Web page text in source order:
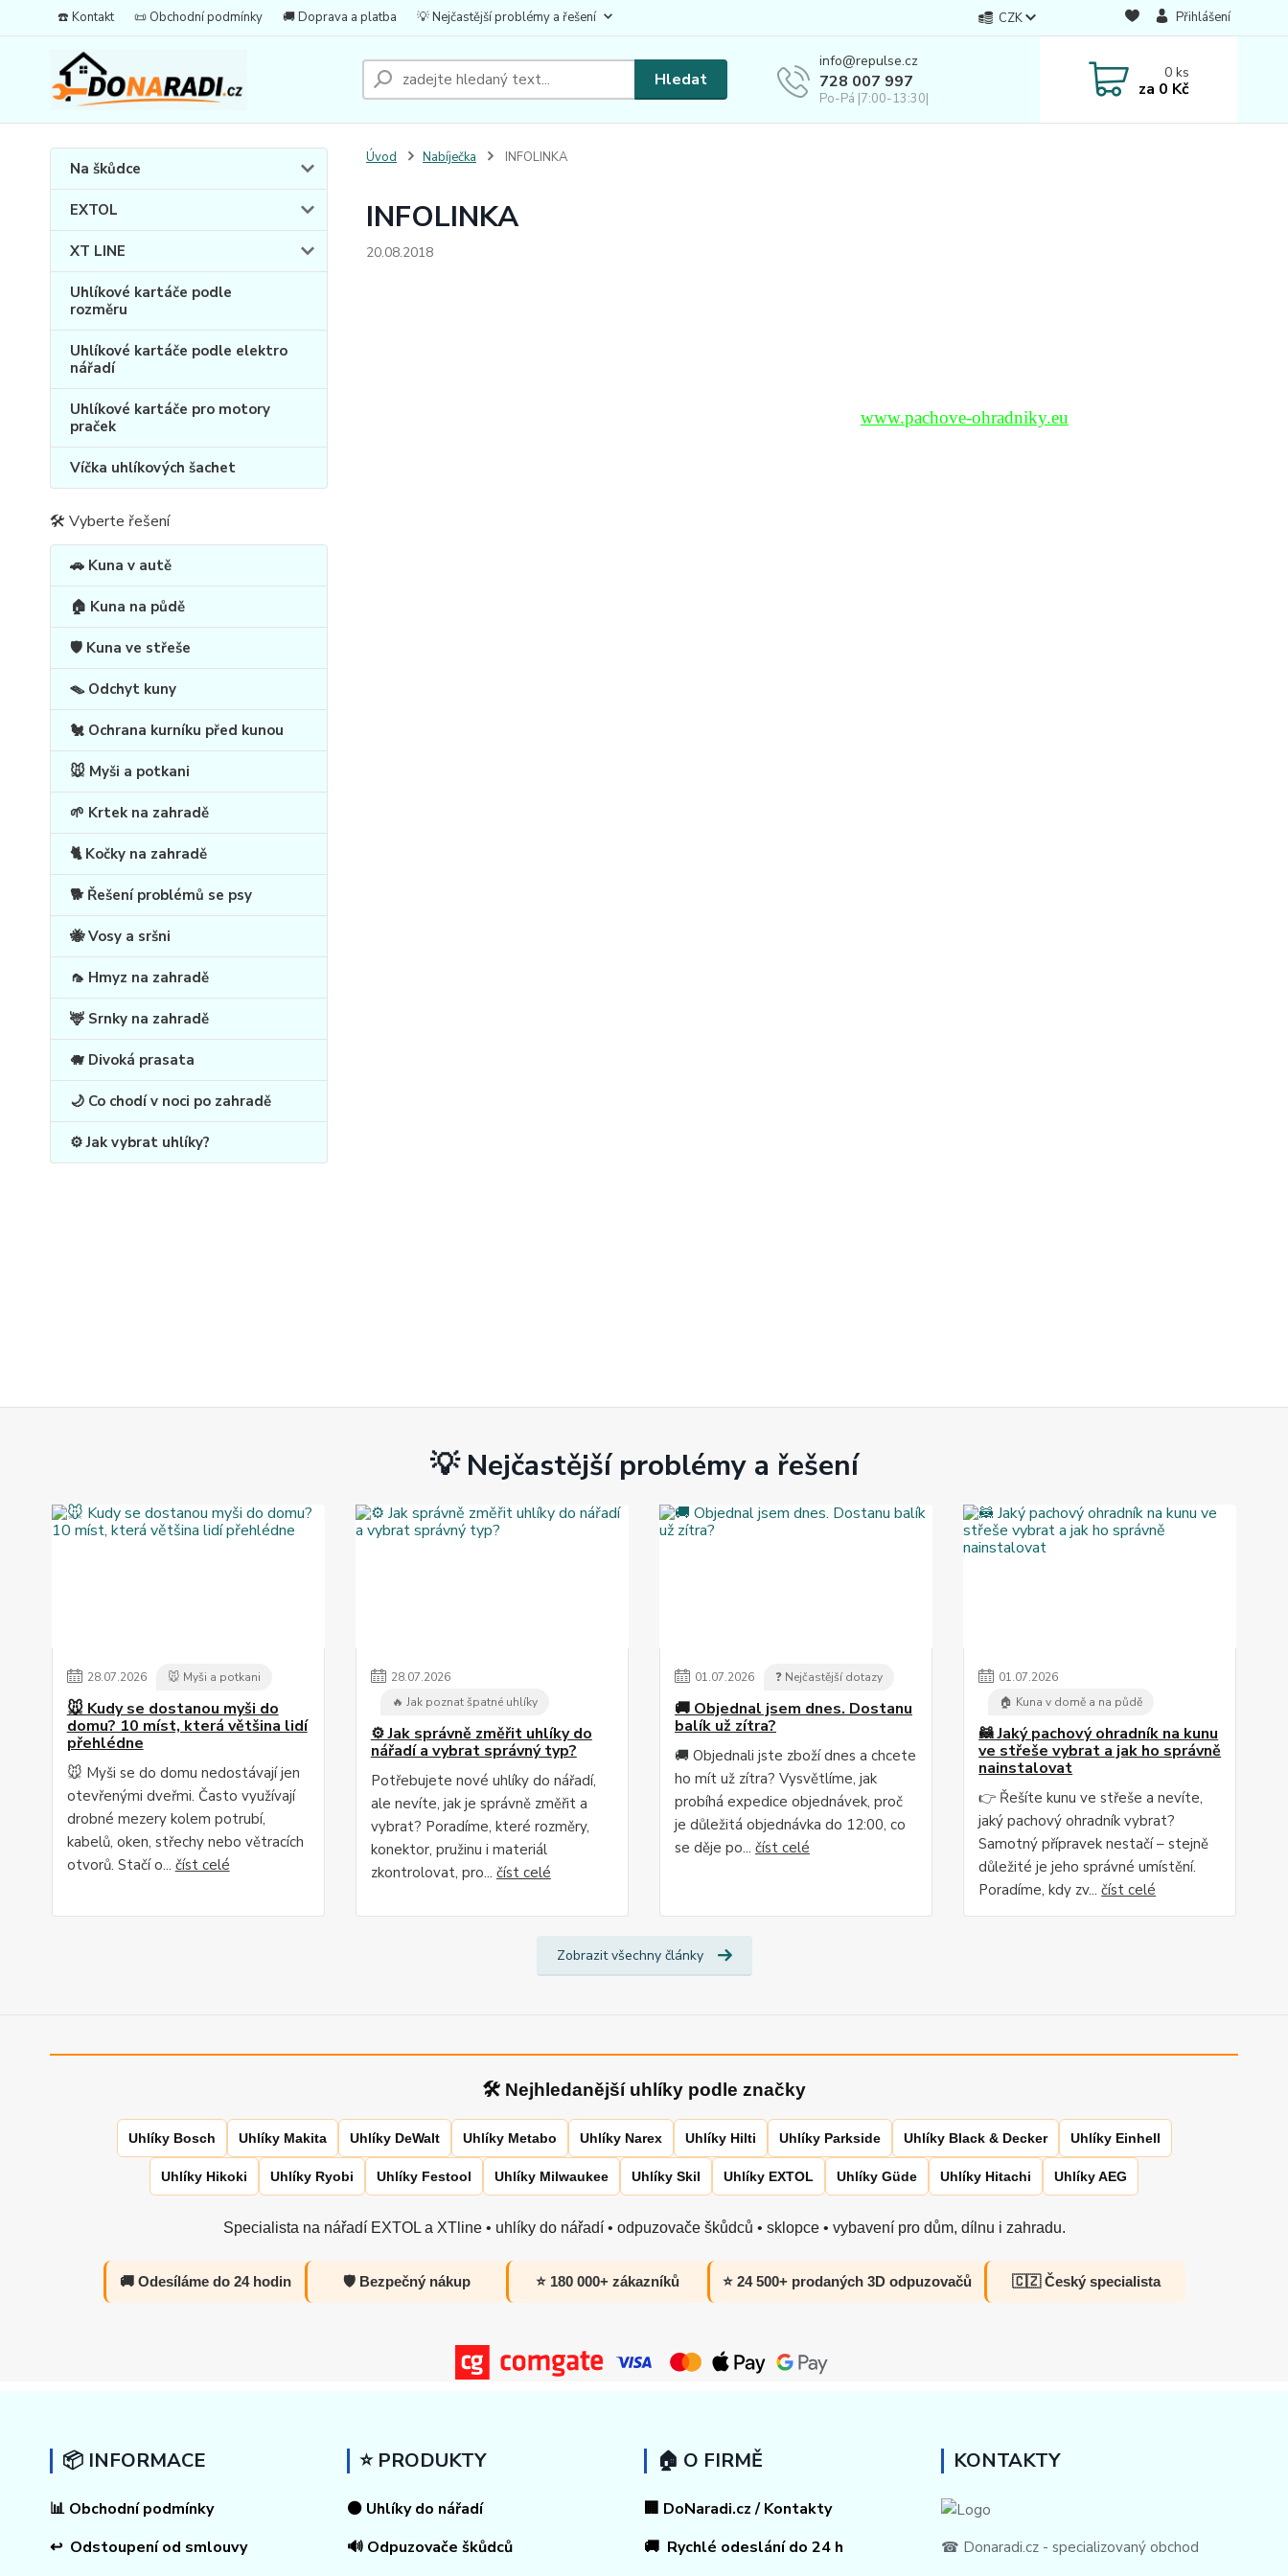
☎️ Kontakt 📜 Obchodní podmínky 🚚 Doprava a platba 💡 Nejčastější problémy a řešení CZK Přihlášení
Hledat
info@repulse.cz
728 007 997
Po-Pá |7:00-13:30|
0ks
za 0 Kč
Na škůdce
EXTOL
XT LINE
Uhlíkové kartáče podle
rozměru
Uhlíkové kartáče podle elektro
nářadí
Uhlíkové kartáče pro motory
praček
Víčka uhlíkových šachet
🛠 Vyberte řešení
🚗 Kuna v autě
🏠 Kuna na půdě
🛡️ Kuna ve střeše
🪤 Odchyt kuny
🐔 Ochrana kurníku před kunou
🐭 Myši a potkani
🌱 Krtek na zahradě
🐈 Kočky na zahradě
🐕 Řešení problémů se psy
🐝 Vosy a sršni
🦟 Hmyz na zahradě
🦌 Srnky na zahradě
🐗 Divoká prasata
🌙 Co chodí v noci po zahradě
⚙️ Jak vybrat uhlíky?
Úvod Nabíječka INFOLINKA
INFOLINKA
20.08.2018
www.pachove-ohradniky.eu
💡 Nejčastější problémy a řešení
28.07.2026 🐭 Myši a potkani
🐭 Kudy se dostanou myši do
domu? 10 míst, která většina lidí
přehlédne
🐭 Myši se do domu nedostávají jen
otevřenými dveřmi. Často využívají
drobné mezery kolem potrubí,
kabelů, oken, střechy nebo větracích
otvorů. Stačí o... číst celé
28.07.2026
🔥 Jak poznat špatné uhlíky
⚙️ Jak správně změřit uhlíky do
nářadí a vybrat správný typ?
Potřebujete nové uhlíky do nářadí,
ale nevíte, jak je správně změřit a
vybrat? Poradíme, které rozměry,
konektor, pružinu i materiál
zkontrolovat, pro... číst celé
01.07.2026 ❓ Nejčastější dotazy
🚚 Objednal jsem dnes. Dostanu
balík už zítra?
🚚 Objednali jste zboží dnes a chcete
ho mít už zítra? Vysvětlíme, jak
probíhá expedice objednávek, proč
je důležitá objednávka do 12:00, co
se děje po... číst celé
01.07.2026
🏠 Kuna v domě a na půdě
🦝 Jaký pachový ohradník na kunu
ve střeše vybrat a jak ho správně
nainstalovat
👉 Řešíte kunu ve střeše a nevíte,
jaký pachový ohradník vybrat?
Samotný přípravek nestačí – stejně
důležité je jeho správné umístění.
Poradíme, kdy zv...číst celé
Zobrazit všechny články
🛠 Nejhledanější uhlíky podle značky
Uhlíky Bosch Uhlíky Makita Uhlíky DeWalt Uhlíky Metabo Uhlíky Narex Uhlíky Hilti Uhlíky Parkside Uhlíky Black & Decker Uhlíky Einhell
Uhlíky Hikoki Uhlíky Ryobi Uhlíky Festool Uhlíky Milwaukee Uhlíky Skil Uhlíky EXTOL Uhlíky Güde Uhlíky Hitachi Uhlíky AEG
Specialista na nářadí EXTOL a XTline • uhlíky do nářadí • odpuzovače škůdců • sklopce • vybavení pro dům, dílnu i zahradu.
🚚 Odesíláme do 24 hodin 🛡️ Bezpečný nákup ⭐ 180 000+ zákazníků ⭐ 24 500+ prodaných 3D odpuzovačů 🇨🇿 Český specialista
📦 INFORMACE
📊 Obchodní podmínky
↩ Odstoupení od smlouvy
⭐ PRODUKTY
⚫ Uhlíky do nářadí
🔊 Odpuzovače škůdců
🏠 O FIRMĚ
🏢 DoNaradi.cz / Kontakty
🚚 Rychlé odeslání do 24 h
KONTAKTY
☎ Donaradi.cz - specializovaný obchod